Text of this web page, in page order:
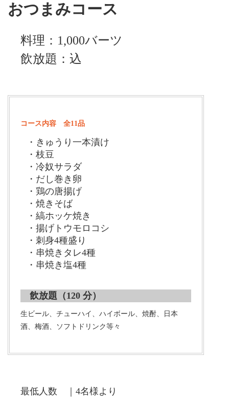
おつまみコース
料理：1,000バーツ
飲放題：込
コース内容 全11品
・きゅうり一本漬け
・枝豆
・冷奴サラダ
・だし巻き卵
・鶏の唐揚げ
・焼きそば
・縞ホッケ焼き
・揚げトウモロコシ
・刺身4種盛り
・串焼きタレ4種
・串焼き塩4種
飲放題（120 分）
生ビール、チューハイ、ハイボール、焼酎、日本
酒、梅酒、ソフトドリンク等々
最低人数 ｜4名様より